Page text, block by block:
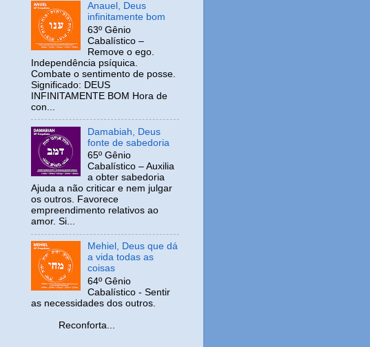
Anauel, Deus
infinitamente bom
63º Gênio
Cabalístico –
Remove o ego.
Independência psíquica.
Combate o sentimento de posse.
Significado: DEUS
INFINITAMENTE BOM Hora de
con...
Damabiah, Deus
fonte de sabedoria
65º Gênio
Cabalístico – Auxilia
a obter sabedoria
Ajuda a não criticar e nem julgar
os outros. Favorece
empreendimento relativos ao
amor. Si...
Mehiel, Deus que dá
a vida todas as
coisas
64º Gênio
Cabalístico - Sentir
as necessidades dos outros.
Reconforta...